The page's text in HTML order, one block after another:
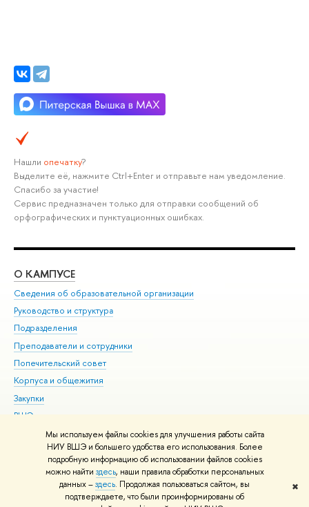
Мы используем файлы cookies для улучшения работы сайта
НИУ ВШЭ и большего удобства его использования. Более
подробную информацию об использовании файлов cookies
можно найти здесь, наши правила обработки персональных
данных –здесь. Продолжая пользоваться сайтом, вы
подтверждаете, что были проинформированы об
✖
Нашли опечатку?
Выделите её, нажмите Ctrl+Enter и отправьте нам уведомление.
Спасибо за участие!
Сервис предназначен только для отправки сообщений об
орфографических и пунктуационных ошибках.
О КАМПУСЕ
Сведения об образовательной организации
Руководство и структура
Подразделения
Преподаватели и сотрудники
Попечительский совет
Корпуса и общежития
Закупки
ВШЭ для студентов с ограниченными возможностями
здоровья и инвалидностью
Версия для слабовидящих
Единая платежная страница